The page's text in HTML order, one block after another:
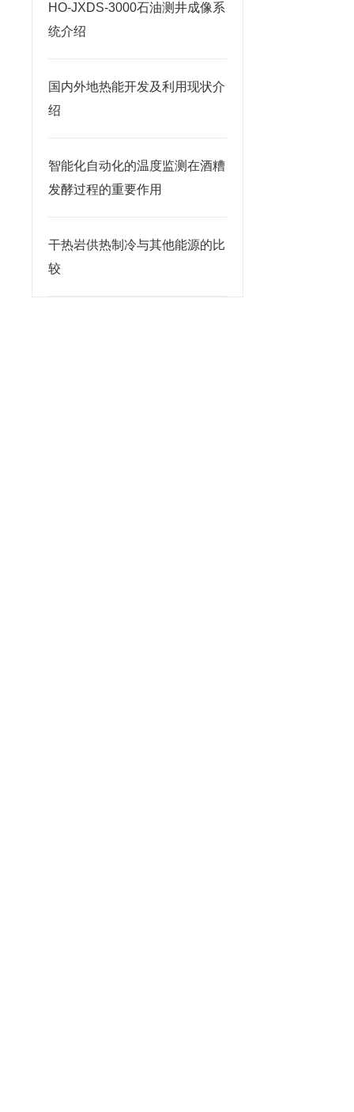
HO-JXDS-3000石油测井成像系
统介绍
国内外地热能开发及利用现状介
绍
智能化自动化的温度监测在酒糟
发酵过程的重要作用
干热岩供热制冷与其他能源的比
较